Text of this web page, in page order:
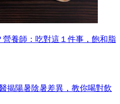
養師：吃對這１件事，飽和脂
揭陽暑陰暑差異，教你喝對飲